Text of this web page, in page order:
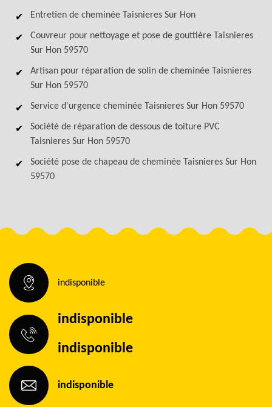
Entretien de cheminée Taisnieres Sur Hon
Couvreur pour nettoyage et pose de gouttière Taisnieres
Sur Hon 59570
Artisan pour réparation de solin de cheminée Taisnieres
Sur Hon 59570
Service d'urgence cheminée Taisnieres Sur Hon 59570
Société de réparation de dessous de toiture PVC
Taisnieres Sur Hon 59570
Société pose de chapeau de cheminée Taisnieres Sur Hon
59570
indisponible
indisponible
indisponible
indisponible